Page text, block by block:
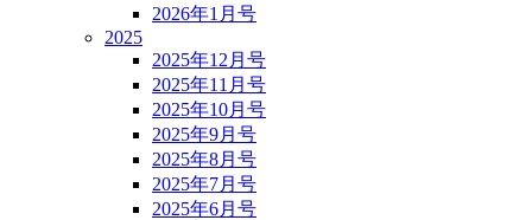
2026年1月号
2025
2025年12月号
2025年11月号
2025年10月号
2025年9月号
2025年8月号
2025年7月号
2025年6月号